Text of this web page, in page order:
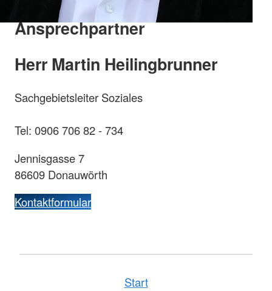
Ansprechpartner
Herr Martin Heilingbrunner
Sachgebietsleiter Soziales
Tel: 0906 706 82 - 734
Jennisgasse 7
86609 Donauwörth
Kontaktformular
Start